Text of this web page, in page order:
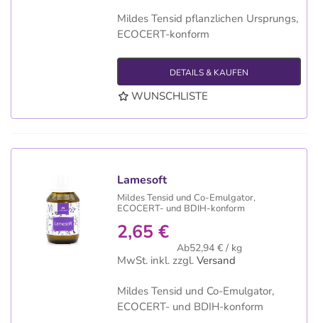
Mildes Tensid pflanzlichen Ursprungs,
ECOCERT-konform
DETAILS & KAUFEN
WUNSCHLISTE
Lamesoft
Mildes Tensid und Co-Emulgator,
ECOCERT- und BDIH-konform
2,65 €
Ab52,94 € / kg
MwSt. inkl. zzgl. Versand
Mildes Tensid und Co-Emulgator,
ECOCERT- und BDIH-konform